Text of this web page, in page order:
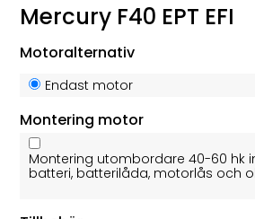
Mercury F40 EPT EFI
Motoralternativ
Endast motor
Montering motor
Montering utombordare 40-60 hk
batteri, batterilåda, motorlås och